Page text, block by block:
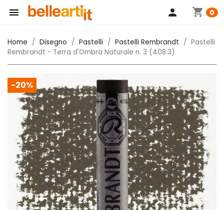
 shopping_cart 0
person
Home Disegno Pastelli Pastelli Rembrandt
Pastelli
Rembrandt - Terra d'Ombra Naturale n. 3 (408.3)
-20%